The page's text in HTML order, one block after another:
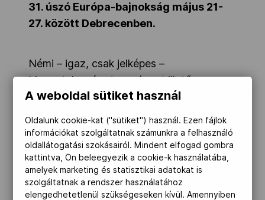
MOB
Kettőskarrier-program
NOB
Társszervezetek
OVEP
31. úszó Európa-bajnokság május 21-
27. között Debrecenben.
Némi – igaz, csak jelképes –
bizonytalanságot a csúcsot illetően
legfeljebb az orosz szövetség
Hétfőn, pontosan 70 nappal a
kontinensviadal kezdete előtt azonban
megérkezett a várhatóan klasszisokat
felvonultató Oroszország hivatalos
A weboldal sütiket használ
Oldalunk cookie-kat ("sütiket") használ. Ezen fájlok
információkat szolgáltatnak számunkra a felhasználó
oldallátogatási szokásairól. Mindent elfogad gombra
kattintva, Ön beleegyezik a cookie-k használatába,
amelyek marketing és statisztikai adatokat is
szolgáltatnak a rendszer használatához
elengedhetetlenül szükségeseken kívül. Amennyiben